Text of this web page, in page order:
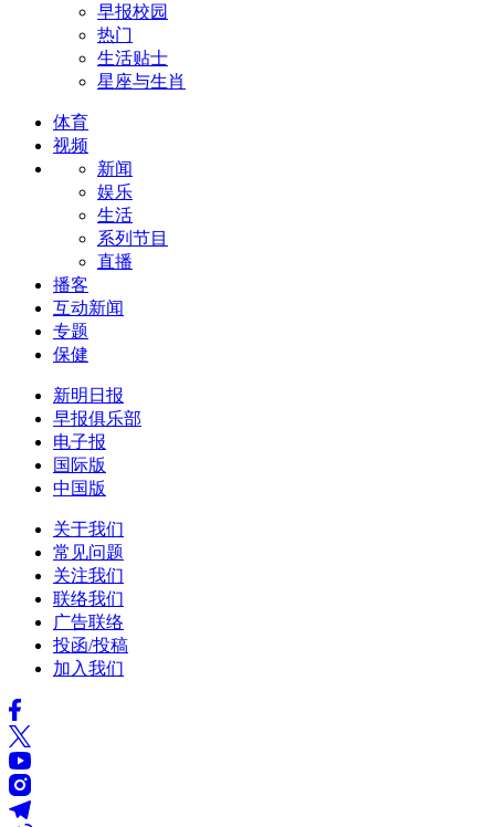
早报校园
热门
生活贴士
星座与生肖
体育
视频
新闻
娱乐
生活
系列节目
直播
播客
互动新闻
专题
保健
新明日报
早报俱乐部
电子报
国际版
中国版
关于我们
常见问题
关注我们
联络我们
广告联络
投函/投稿
加入我们